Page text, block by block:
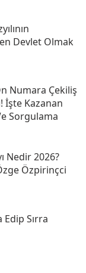
Devlet Olmak
Numara Çekiliş
İşte Kazanan
Sorgulama
Nedir 2026?
Özpirinçci
Edip Sırra